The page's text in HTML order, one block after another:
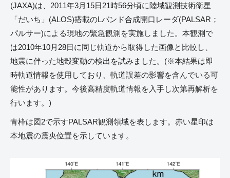
(JAXA)は、2011年3月15日21時56分頃に陸域観測技術衛星
「だいち」(ALOS)搭載のLバンド合成開口レーダ(PALSAR；
パルサー)による現地の緊急観測を実施しました。本観測で
は2010年10月28日に同じ軌道から取得した画像と比較し、
地震に伴った地殻変動の検出を試みました。(※本結果は即
時軌道情報を使用しており、軌道誤差の影響を含んでいる可
能性があります。今後高精度軌道情報を入手し次第再解析を
行います。)
青枠は図2で示すPALSAR観測領域を表します。赤い星印は
本地震の震央位置を示しています。